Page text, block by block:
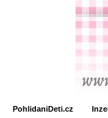
PohlidaniDeti.cz